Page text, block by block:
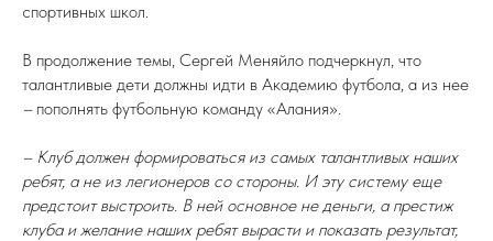
спортивных школ.
В продолжение темы, Сергей Меняйло подчеркнул, что
талантливые дети должны идти в Академию футбола, а из нее
–пополнять футбольную команду «Алания».
– Клуб должен формироваться из самых талантливых наших
ребят, а не из легионеров со стороны. И эту систему еще
предстоит выстроить. В ней основное не деньги, а престиж
клуба и желание наших ребят вырасти и показать результат,